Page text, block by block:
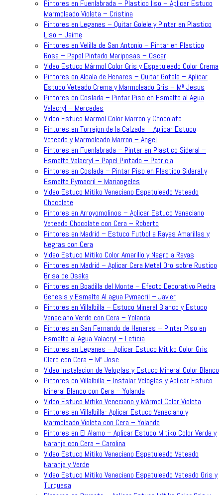
Pintores en Fuenlabrada – Plastico liso – Aplicar Estuco
Marmoleado Violeta – Cristina
Pintores en Leganes – Quitar Golele y Pintar en Plastico
Liso – Jaime
Pintores en Velilla de San Antonio – Pintar en Plastico
Rosa – Papel Pintado Mariposas – Oscar
Video Estuco Mármol Color Gris y Espatuleado Color Crema
Pintores en Alcala de Henares – Quitar Gotele – Aplicar
Estuco Veteado Crema y Marmoleado Gris – Mª Jesus
Pintores en Coslada – Pintar Piso en Esmalte al Agua
Valacryl – Mercedes
Video Estuco Marmol Color Marron y Chocolate
Pintores en Torrejon de la Calzada – Aplicar Estuco
Veteado y Marmoleado Marron – Angel
Pintores en Fuenlabrada – Pintar en Plastico Sideral –
Esmalte Valacryl – Papel Pintado – Patricia
Pintores en Coslada – Pintar Piso en Plastico Sideral y
Esmalte Pymacril – Mariangeles
Video Estuco Mitiko Veneciano Espatuleado Veteado
Chocolate
Pintores en Arroyomolinos – Aplicar Estuco Veneciano
Veteado Chocolate con Cera – Roberto
Pintores en Madrid – Estuco Futbol a Rayas Amarillas y
Negras con Cera
Video Estuco Mitiko Color Amarillo y Negro a Rayas
Pintores en Madrid – Aplicar Cera Metal Oro sobre Rustico
Brisa de Osaka
Pintores en Boadilla del Monte – Efecto Decorativo Piedra
Genesis y Esmalte Al agua Pymacril – Javier
Pintores en Villalbilla – Estuco Mineral Blanco y Estuco
Veneciano Verde con Cera – Yolanda
Pintores en San Fernando de Henares – Pintar Piso en
Esmalte al Agua Valacryl – Leticia
Pintores en Leganes – Aplicar Estuco Mitiko Color Gris
Claro con Cera – Mª Jose
Video Instalacion de Veloglas y Estuco Mineral Color Blanco
Pintores en Villalbilla – Instalar Veloglas y Aplicar Estuco
Mineral Blanco con Cera – Yolanda
Video Estuco Mitiko Veneciano y Mármol Color Violeta
Pintores en Villalbilla- Aplicar Estuco Veneciano y
Marmoleado Violeta con Cera – Yolanda
Pintores en El Alamo – Aplicar Estuco Mitiko Color Verde y
Naranja con Cera – Carolina
Video Estuco Mitiko Veneciano Espatuleado Veteado
Naranja y Verde
Video Estuco Mitiko Veneciano Espatuleado Veteado Gris y
Turquesa